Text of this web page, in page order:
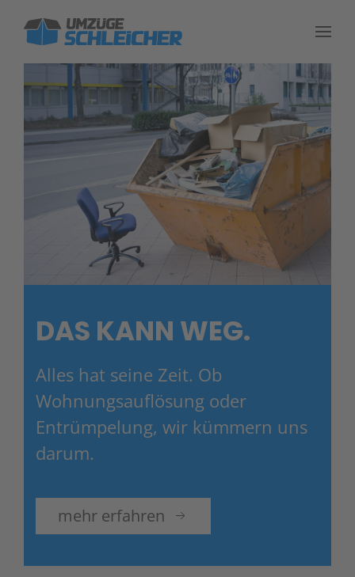
DAS KANN WEG.
Alles hat seine Zeit. Ob
Wohnungsauflösung oder
Entrümpelung, wir kümmern uns
darum.
mehr erfahren